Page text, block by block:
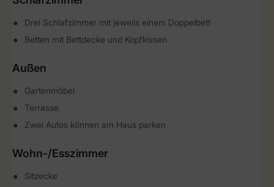
Drei Schlafzimmer mit jeweils einem Doppelbett
Betten mit Bettdecke und Kopfkissen
Außen
Gartenmöbel
Terrasse
Zwei Autos können am Haus parken
Wohn-/Esszimmer
Sitzecke